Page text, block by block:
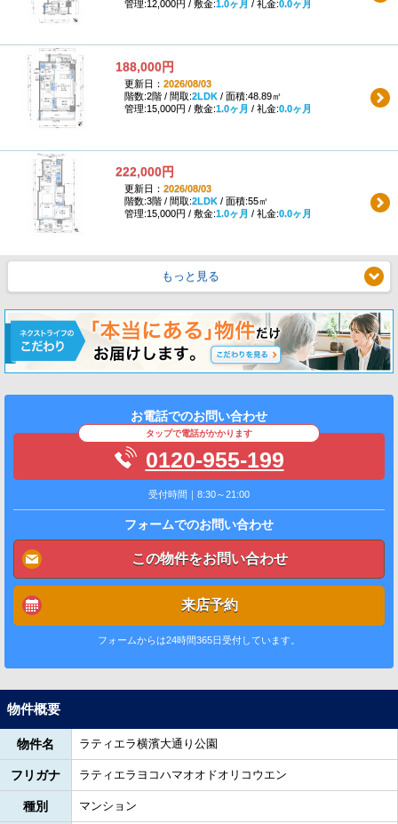
管理:12,000円 / 敷金:1.0ヶ月 / 礼金:0.0ヶ月
188,000円
更新日： 2026/08/03
階数:2階 / 間取:2LDK/ 面積:48.89㎡
管理:15,000円 / 敷金:1.0ヶ月 / 礼金:0.0ヶ月
222,000円
更新日： 2026/08/03
階数:3階 / 間取:2LDK/ 面積:55㎡
管理:15,000円 / 敷金:1.0ヶ月 / 礼金:0.0ヶ月
もっと見る
お電話でのお問い合わせ
タップで電話がかかります
0120-955-199
受付時間｜8:30～21:00
フォームでのお問い合わせ
この物件をお問い合わせ
来店予約
フォームからは24時間365日受付しています。
物件概要
物件名 ラティエラ横濱大通り公園
フリガナ ラティエラヨコハマオオドオリコウエン
種別 マンション